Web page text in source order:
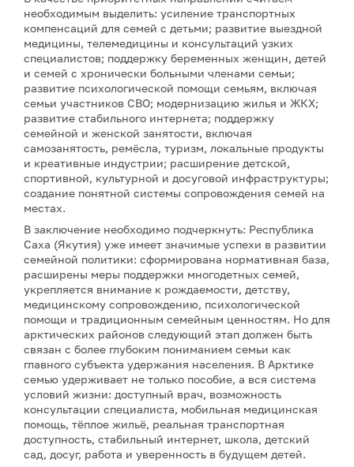
необходимым выделить: усиление транспортных
компенсаций для семей с детьми; развитие выездной
медицины, телемедицины и консультаций узких
специалистов; поддержку беременных женщин, детей
и семей с хронически больными членами семьи;
развитие психологической помощи семьям, включая
семьи участников СВО; модернизацию жилья и ЖКХ;
развитие стабильного интернета; поддержку
семейной и женской занятости, включая
самозанятость, ремёсла, туризм, локальные продукты
и креативные индустрии; расширение детской,
спортивной, культурной и досуговой инфраструктуры;
создание понятной системы сопровождения семей на
местах.
В заключение необходимо подчеркнуть: Республика
Саха (Якутия) уже имеет значимые успехи в развитии
семейной политики: сформирована нормативная база,
расширены меры поддержки многодетных семей,
укрепляется внимание к рождаемости, детству,
медицинскому сопровождению, психологической
помощи и традиционным семейным ценностям. Но для
арктических районов следующий этап должен быть
связан с более глубоким пониманием семьи как
главного субъекта удержания населения. В Арктике
семью удерживает не только пособие, а вся система
условий жизни: доступный врач, возможность
консультации специалиста, мобильная медицинская
помощь, тёплое жильё, реальная транспортная
доступность, стабильный интернет, школа, детский
сад, досуг, работа и уверенность в будущем детей.